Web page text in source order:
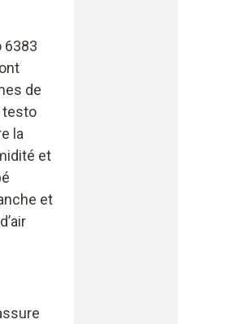
6383
de
testo
la
et
et